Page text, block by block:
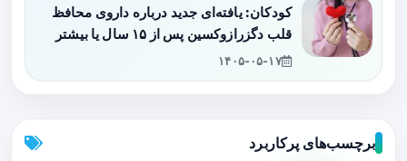
کودکان: یافته‌ای جدید درباره داروی محافظ
قلب دگزرازوکسین پس از ۱۵ سال یا بیشتر
۱۴۰۵-۰۵-۱۷
برچسب‌های پرکاربرد